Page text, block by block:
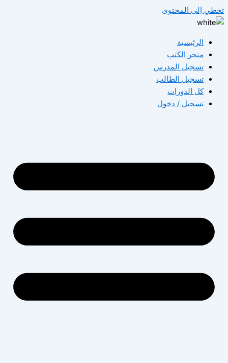
تخطي إلى المحتوى
الرئيسية
متجر الكتب
تسجيل المدرس
تسجيل الطالب
كل الدورات
تسجيل / دخول